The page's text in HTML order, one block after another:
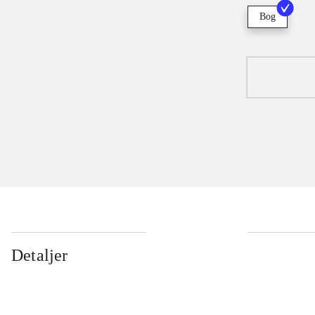
Bog
Detaljer